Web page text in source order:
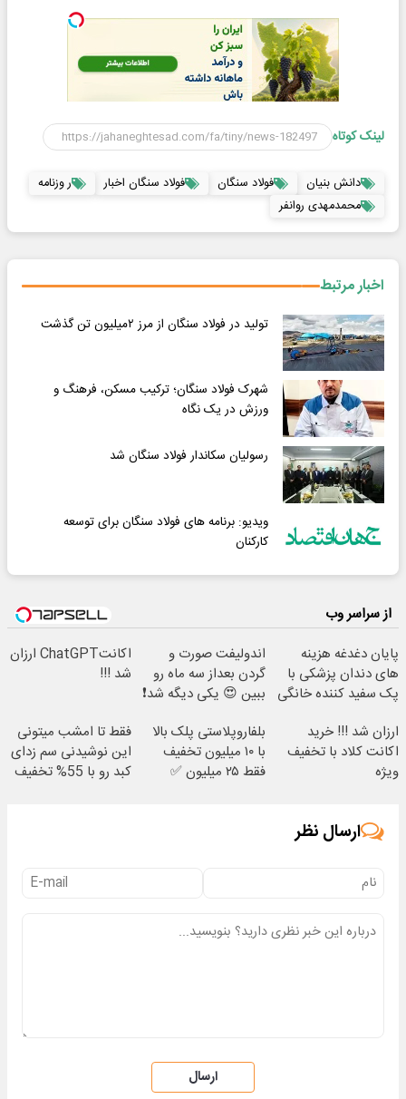
لینک کوتاه
دانش بنیان فولاد سنگان فولاد سنگان اخبار
ر وزنامه
محمدمهدی روانفر
اخبار مرتبط
تولید در فولاد سنگان از مرز ۲میلیون تن گذشت
شهرک فولاد سنگان؛ ترکیب مسکن، فرهنگ و
ورزش در یک نگاه
رسولیان سکاندار فولاد سنگان شد
ویدیو: برنامه های فولاد سنگان برای توسعه
کارکنان
از سراسر وب
پایان دغدغه هزینه
های دندان پزشکی با
پک سفید کننده خانگی
اندولیفت صورت و
گردن بعداز سه ماه رو
ببین 😍 یکی دیگه شد❗
اکانتChatGPT ارزان
شد !!!
ارزان شد !!! خرید
اکانت کلاد با تخفیف
ویژه
بلفاروپلاستی پلک بالا
با ۱۰ میلیون تخفیف
فقط ۲۵ میلیون ✅
فقط تا امشب میتونی
این نوشیدنی سم زدای
کبد رو با 55% تخفیف
ارسال نظر
ارسال